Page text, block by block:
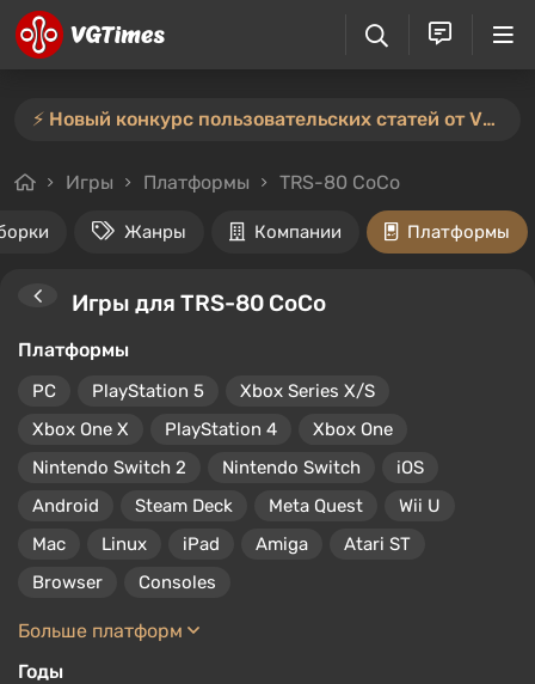
⚡️ Новый конкурс пользовательских статей от VGTimes — участвуйте тут ⚡️
Игры Платформы TRS-80 CoCo
Жанры Компании Платформы
Игры для TRS-80 CoCo
Платформы
PC PlayStation 5
Xbox Series X/S
Xbox One X
PlayStation 4
Xbox One
Nintendo Switch 2
Nintendo Switch
iOS
Android
Steam Deck Meta Quest
Wii U
Mac
Linux iPad Amiga
Atari ST
Browser
Consoles
Больше платформ
Годы